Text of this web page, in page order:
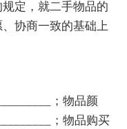
定，就二手物品的
协商一致的基础上
；物品颜
；物品购买